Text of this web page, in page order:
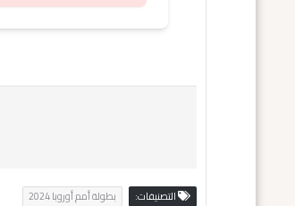
التصنيفات: بطولة أمم أوروبا 2024